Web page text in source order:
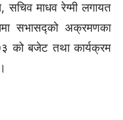
सचिव माधव रेग्मी लगायत
सभासद्को अक्रमणका
को बजेट तथा कार्यक्रम